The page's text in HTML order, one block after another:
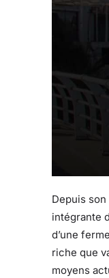
Depuis son
intégrante
d’une
riche que
moyens